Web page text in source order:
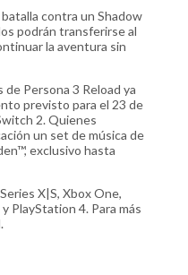
contra un Shadow
podrán transferirse al
la aventura sin
Persona 3 Reload ya
previsto para el 23 de
2. Quienes
un set de música de
exclusivo hasta
X|S, Xbox One,
PlayStation 4. Para más